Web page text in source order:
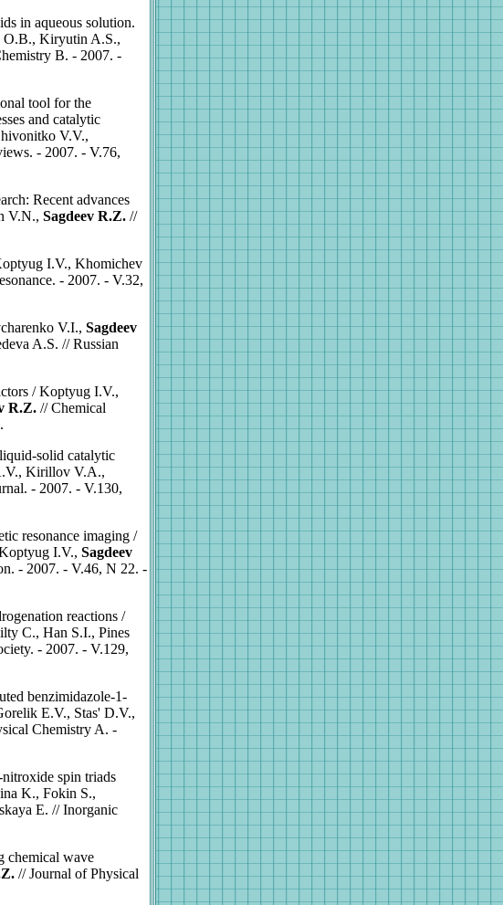
in aqueous solution.
O.B., Kiryutin A.S.,
B. - 2007. -
tool for the
and catalytic
V.V.,
- 2007. - V.76,
Recent advances
V.N., Sagdeev R.Z. //
I.V., Khomichev
- 2007. - V.32,
V.I., Sagdeev
A.S. // Russian
/ Koptyug I.V.,
R.Z. // Chemical
solid catalytic
Kirillov V.A.,
- 2007. - V.130,
resonance imaging /
I.V., Sagdeev
- 2007. - V.46, N 22. -
reactions /
C., Han S.I., Pines
- 2007. - V.129,
benzimidazole-1-
E.V., Stas' D.V.,
Chemistry A. -
spin triads
K., Fokin S.,
E. // Inorganic
chemical wave
// Journal of Physical